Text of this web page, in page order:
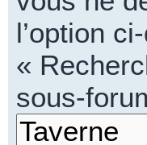
l’option
«
sous-